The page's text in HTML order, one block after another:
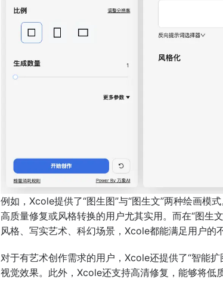
例如，Xcole提供了“图生图”与“图生文”两种绘画模
高质量修复或风格转换的用户尤其实用。而在“图生
风格、写实艺术、科幻场景，Xcole都能满足用户的
对于有艺术创作需求的用户，Xcole还提供了“智能
视觉效果。此外，Xcole还支持高清修复，能够将低